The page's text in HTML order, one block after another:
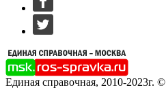
Единая справочная, 2010-2023г. ©